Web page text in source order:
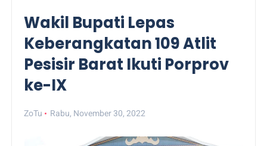
Wakil Bupati Lepas
Keberangkatan 109 Atlit
Pesisir Barat Ikuti Porprov
ke-IX
ZoTu Rabu, November 30, 2022